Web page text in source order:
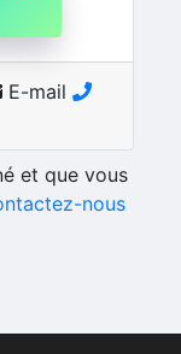
E-mail
et que vous
nous